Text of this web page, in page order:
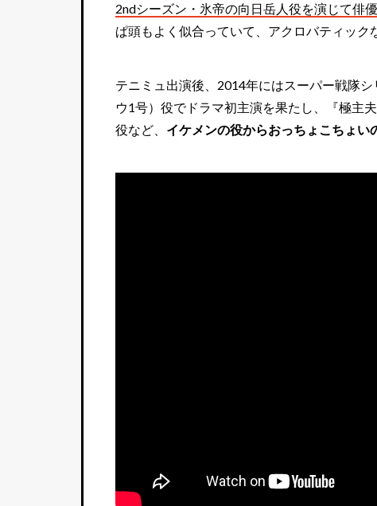
2ndシーズン・氷帝の向日岳人役を演じて俳
ぱ頭もよく似合っていて、アクロバティック
テニミュ出演後、2014年にはスーパー戦隊
ウ1号）役でドラマ初主演を果たし、『極主
役など、 イケメンの役からおっちょこちょい